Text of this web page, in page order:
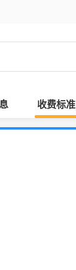
收费标准